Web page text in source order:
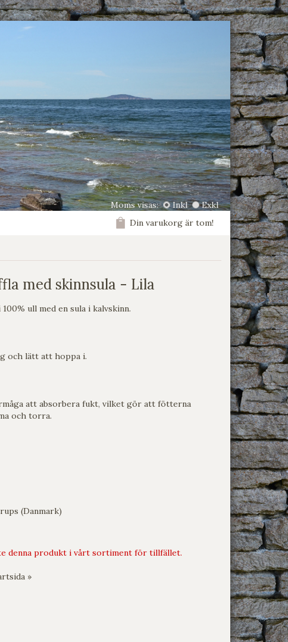
Moms visas: Inkl
Exkl
Din varukorg är tom!
med skinnsula - Lila
ull med en sula i kalvskinn.
och lätt att hoppa i.
att absorbera fukt, vilket gör att fötterna
och torra.
(Danmark)
denna produkt i vårt sortiment för tillfället.
»